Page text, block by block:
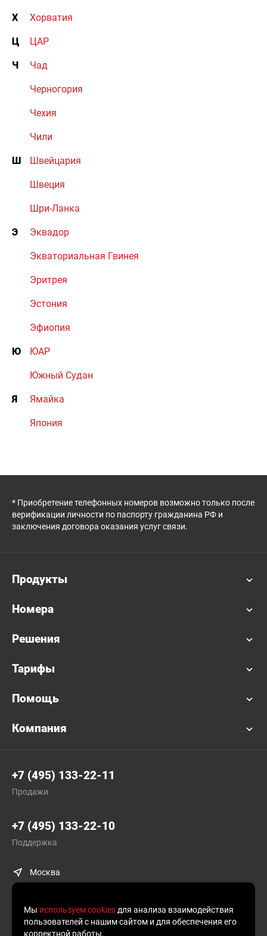
Х Хорватия
Ц ЦАР
Ч Чад
Черногория
Чехия
Чили
Ш Швейцария
Швеция
Шри-Ланка
Э Эквадор
Экваториальная Гвинея
Эритрея
Эстония
Эфиопия
Ю ЮАР
Южный Судан
Я Ямайка
Япония
* Приобретение телефонных номеров возможно только после
верификации личности по паспорту гражданина РФ и
заключения договора оказания услуг связи.
Продукты
Номера
Решения
Тарифы
Помощь
Компания
+7 (495) 133-22-11
Продажи
+7 (495) 133-22-10
Поддержка
Москва
Мы используем cookies для анализа взаимодействия
пользователей с нашим сайтом и для обеспечения его
корректной работы.